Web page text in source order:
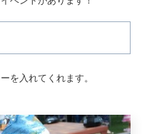
を入れてくれます。